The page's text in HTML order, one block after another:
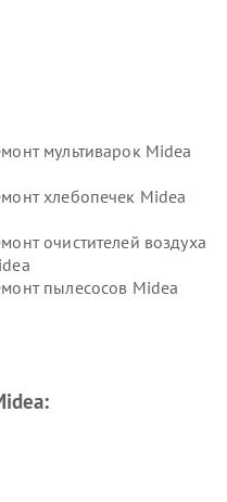
мультиварок Midea
хлебопечек Midea
очистителей воздуха
пылесосов Midea